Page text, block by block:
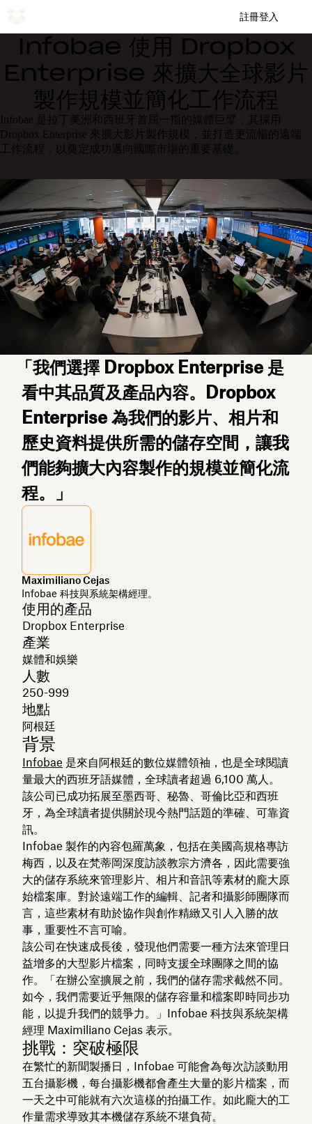
註冊登入
Infobae 使用 Dropbox
Enterprise 來擴大全球影片
製作規模並簡化工作流程
Infobae 是拉丁美洲和西班牙首屈一指的媒體巨擘，其採用
Dropbox Enterprise 來擴大影片製作規模，並打造更流暢的遠端
工作流程，以奠定成功邁向國際市場的重要基礎。
「我們選擇 Dropbox Enterprise 是
看中其品質及產品內容。Dropbox
Enterprise 為我們的影片、相片和
歷史資料提供所需的儲存空間，讓我
們能夠擴大內容製作的規模並簡化流
程。」
Maximiliano Cejas
Infobae 科技與系統架構經理。
使用的產品
Dropbox Enterprise
產業
媒體和娛樂
人數
250-999
地點
阿根廷
背景
Infobae 是來自阿根廷的數位媒體領袖，也是全球閱讀
量最大的西班牙語媒體，全球讀者超過 6,100 萬人。
該公司已成功拓展至墨西哥、秘魯、哥倫比亞和西班
牙，為全球讀者提供關於現今熱門話題的準確、可靠資
訊。
Infobae 製作的內容包羅萬象，包括在美國高規格專訪
梅西，以及在梵蒂岡深度訪談教宗方濟各，因此需要強
大的儲存系統來管理影片、相片和音訊等素材的龐大原
始檔案庫。對於遠端工作的編輯、記者和攝影師團隊而
言，這些素材有助於協作與創作精緻又引人入勝的故
事，重要性不言可喻。
該公司在快速成長後，發現他們需要一種方法來管理日
益增多的大型影片檔案，同時支援全球團隊之間的協
作。「在辦公室擴展之前，我們的儲存需求截然不同。
如今，我們需要近乎無限的儲存容量和檔案即時同步功
能，以提升我們的競爭力。」Infobae 科技與系統架構
經理 Maximiliano Cejas 表示。
挑戰：突破極限
在繁忙的新聞製播日，Infobae 可能會為每次訪談動用
五台攝影機，每台攝影機都會產生大量的影片檔案，而
一天之中可能就有六次這樣的拍攝工作。如此龐大的工
作量需求導致其本機儲存系統不堪負荷。